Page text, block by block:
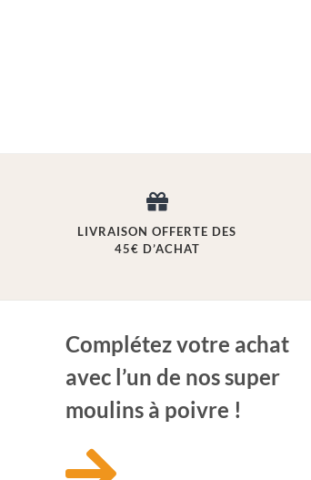
LIVRAISON OFFERTE DES
45€ D’ACHAT
Complétez votre achat
avec l’un de nos super
moulins à poivre !